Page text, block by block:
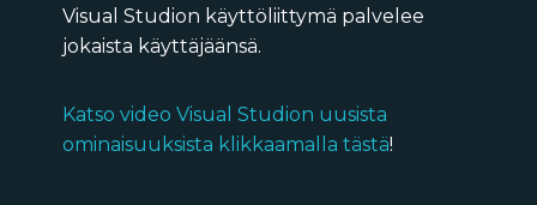
Visual Studion käyttöliittymä palvelee
jokaista käyttäjäänsä.
Katso video Visual Studion uusista
ominaisuuksista klikkaamalla tästä!